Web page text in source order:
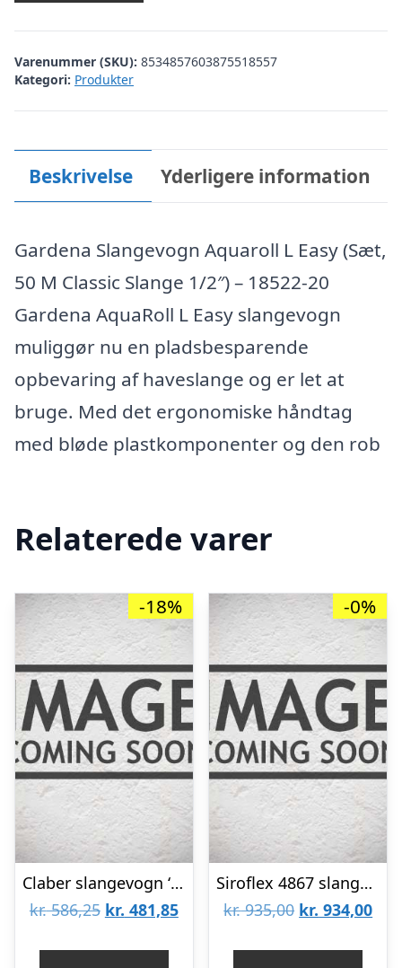
Varenummer (SKU): 8534857603875518557
Kategori: Produkter
Beskrivelse Yderligere information
Gardena Slangevogn Aquaroll L Easy (Sæt,
50 M Classic Slange 1/2″) – 18522-20
Gardena AquaRoll L Easy slangevogn
muliggør nu en pladsbesparende
opbevaring af haveslange og er let at
bruge. Med det ergonomiske håndtag
med bløde plastkomponenter og den rob
Relaterede varer
-18%
Claber slangevogn ‘Ecosei’, u/slange
kr.586,25 Den
kr. 481,85Den
-0%
Siroflex 4867 slangevogn u/slange
kr.935,00 Den
kr. 934,00Den